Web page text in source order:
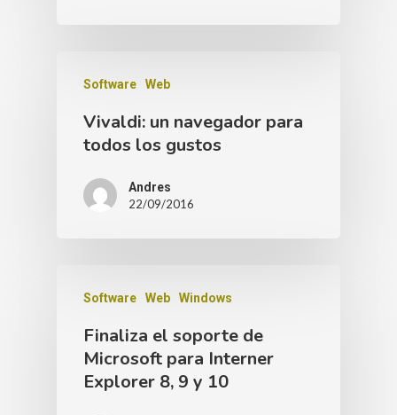
Software Web
Vivaldi: un navegador para
todos los gustos
Andres
22/09/2016
Software Web Windows
Finaliza el soporte de
Microsoft para Interner
Explorer 8, 9 y 10